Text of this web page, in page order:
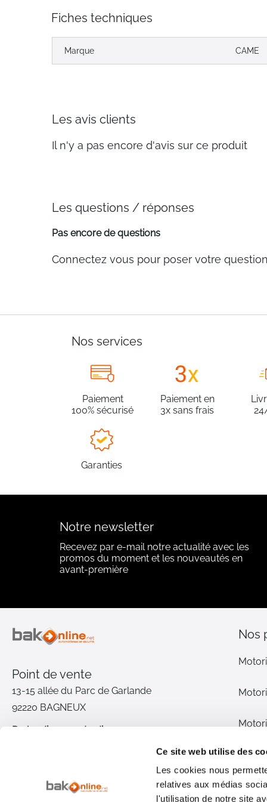
Ce site web utilise des
Les cookies nous
relatives aux médias
l'utilisation de notre site
Fiches techniques
Marque CAME
Les avis clients
Il n'y a pas encore d'avis sur ce produit
Les questions / réponses
Pas encore de questions
Connectez vous pour poser votre question
Nos services
Paiement
100% sécurisé
Paiement en
3x sans frais
Garanties
Notre newsletter
Recevez par e-mail notre actualité avec les
promos du moment et les nouveautés en
avant-première
Point de vente
13-15 allée du Parc de Garlande
92220 BAGNEUX
Du lundi au vendredi
01 46 72 30 00
Nos